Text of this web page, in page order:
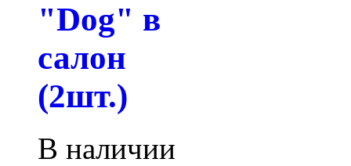
"Dog" в
салон
(2шт.)
В наличии